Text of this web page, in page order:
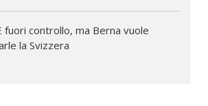
fuori controllo, ma Berna vuole
la Svizzera